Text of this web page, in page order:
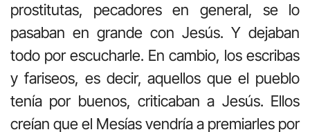
prostitutas, pecadores en general, se lo
pasaban en grande con Jesús. Y dejaban
todo por escucharle. En cambio, los escribas
y fariseos, es decir, aquellos que el pueblo
tenía por buenos, criticaban a Jesús. Ellos
creían que el Mesías vendría a premiarles por